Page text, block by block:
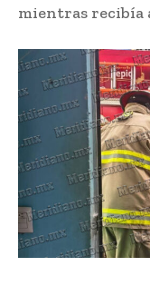
mientras recibía